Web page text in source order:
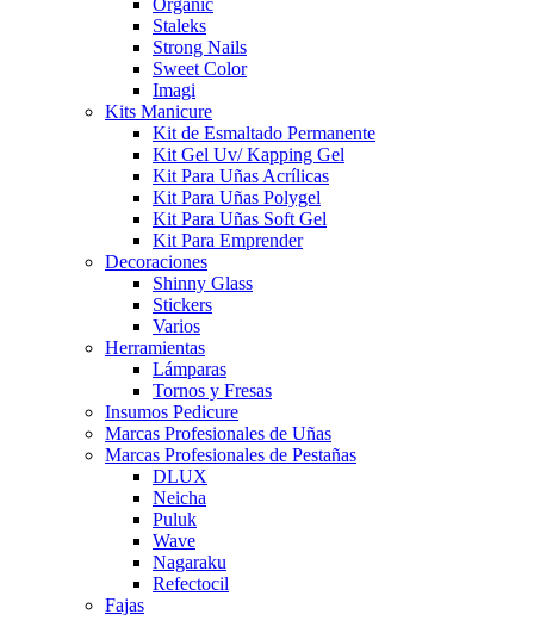
Staleks
Strong Nails
Sweet Color
Imagi
Kits Manicure
Kit de Esmaltado Permanente
Kit Gel Uv/ Kapping Gel
Kit Para Uñas Acrílicas
Kit Para Uñas Polygel
Kit Para Uñas Soft Gel
Kit Para Emprender
Decoraciones
Shinny Glass
Stickers
Varios
Herramientas
Lámparas
Tornos y Fresas
Insumos Pedicure
Marcas Profesionales de Uñas
Marcas Profesionales de Pestañas
DLUX
Neicha
Puluk
Wave
Nagaraku
Refectocil
Fajas